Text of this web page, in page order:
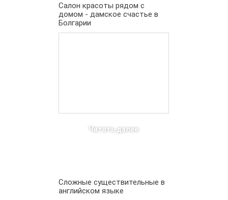
Салон красоты рядом с
домом - дамское счастье в
Болгарии
Читать далее
Cложные существительные в
английском языке